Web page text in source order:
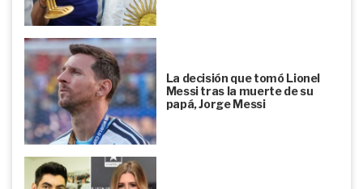
La decisión que tomó Lionel
Messi tras la muerte de su
papá, Jorge Messi